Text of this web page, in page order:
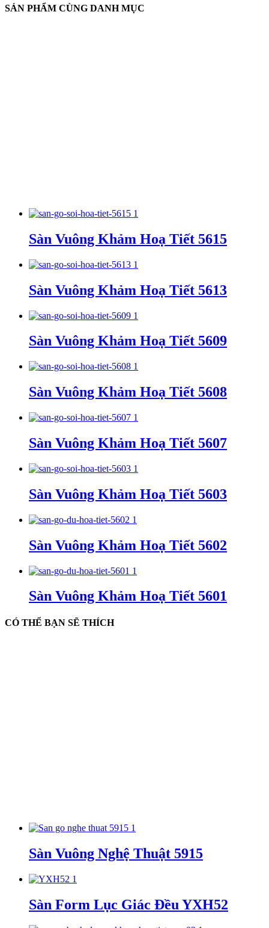
SẢN PHẨM CÙNG DANH MỤC
Sàn Vuông Khảm Hoạ Tiết 5615
Sàn Vuông Khảm Hoạ Tiết 5613
Sàn Vuông Khảm Hoạ Tiết 5609
Sàn Vuông Khảm Hoạ Tiết 5608
Sàn Vuông Khảm Hoạ Tiết 5607
Sàn Vuông Khảm Hoạ Tiết 5603
Sàn Vuông Khảm Hoạ Tiết 5602
Sàn Vuông Khảm Hoạ Tiết 5601
CÓ THỂ BẠN SẼ THÍCH
Sàn Vuông Nghệ Thuật 5915
Sàn Form Lục Giác Đều YXH52